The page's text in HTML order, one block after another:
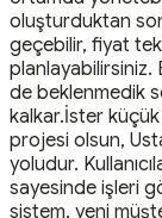
oluşturduktan
geçebilir, fiyat
planlayabilirsiniz.
de beklenmedik
kalkar.İster
projesi olsun,
yoludur.
sayesinde işleri
sistem, yeni